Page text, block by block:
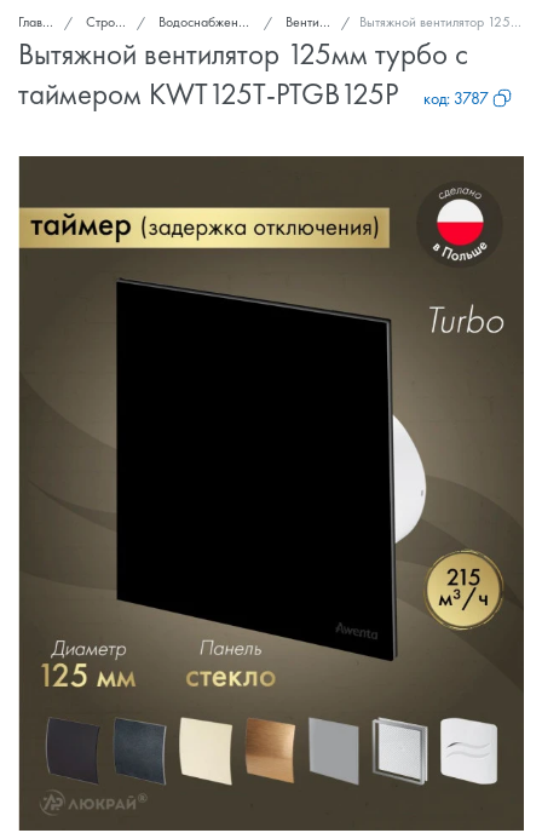
Главная Стройка и ремонт Водоснабжение, канализация, вентиляция Вентиляторы вытяжные Вытяжной вентилятор 125мм турбо с таймером KWT125T-PTGB125P
Вытяжной вентилятор 125мм турбо с
таймером KWT125T-PTGB125P
код: 3787